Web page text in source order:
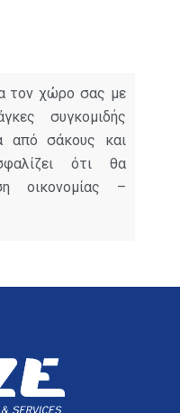
τον χώρο σας με
συγκομιδής
από σάκους και
ότι θα
οικονομίας –